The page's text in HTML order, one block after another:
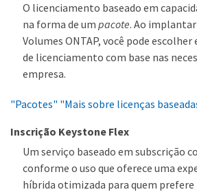
O licenciamento baseado em
na forma de um pacote. Ao
Volumes ONTAP, você pode
de licenciamento com base nas
empresa.
"Pacotes" "Mais sobre licenças
Inscrição Keystone Flex
Um serviço baseado em subscrição
conforme o uso que oferece uma
híbrida otimizada para quem prefere